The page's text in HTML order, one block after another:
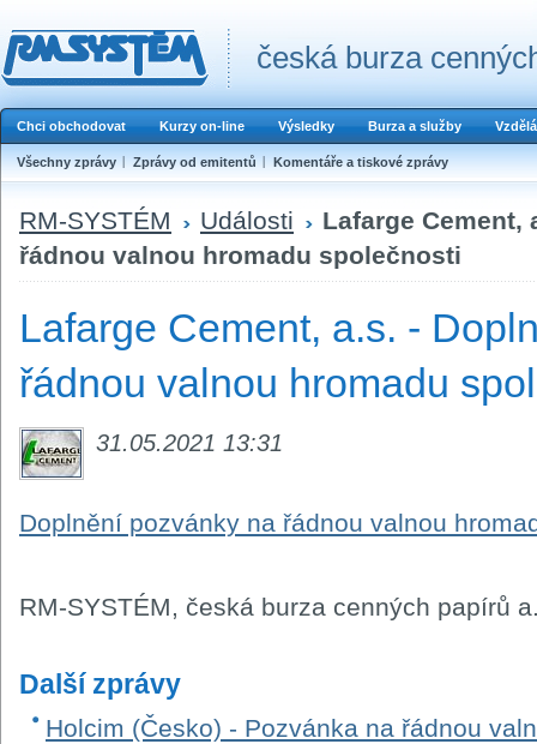
česká burza
Chci obchodovat Kurzy on-line Výsledky Burza a služby
Všechny zprávy Zprávy od emitentů Komentáře a tiskové zprávy
RM-SYSTÉM Události
Lafarge Cement,
řádnou valnou hromadu společnosti
Lafarge Cement, a.s. -
řádnou valnou hromadu
31.05.2021 13:31
Doplnění pozvánky na řádnou valnou
RM-SYSTÉM, česká burza cenných papírů
Další zprávy
Holcim (Česko) - Pozvánka na řádnou